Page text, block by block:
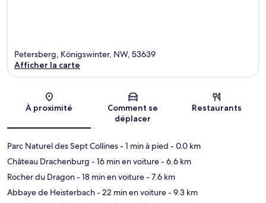
Carte
Petersberg, Königswinter, NW, 53639
Afficher la carte
À proximité
Comment se
déplacer
Restaurants
Parc Naturel des Sept Collines- 1 min à pied - 0.0 km
Château Drachenburg - 16 min en voiture- 6.6 km
Rocher du Dragon- 18 min en voiture- 7.6 km
Abbaye de Heisterbach- 22 min en voiture- 9.3 km